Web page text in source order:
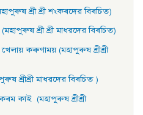
শ্ৰী শ্ৰী শংকৰদেৱ বিৰচিত)
শ্ৰী শ্ৰী মাধৱদেৱ বিৰচিত)
কৰুণাময় (মহাপুৰুষ শ্ৰীশ্ৰী
শ্ৰীশ্ৰী মাধৱদেৱ বিৰচিত )
কাই (মহাপুৰুষ শ্ৰীশ্ৰী